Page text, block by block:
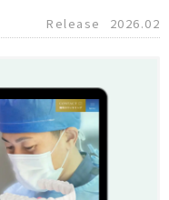
Release
2026.02